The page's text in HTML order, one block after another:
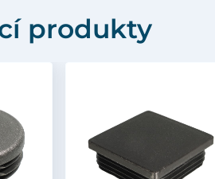
produkty